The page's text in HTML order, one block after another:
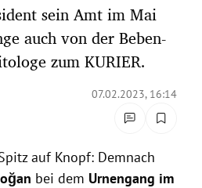
sein Amt im Mai
auch von der Beben-
zum KURIER.
07.02.2023, 16:14
auf Knopf: Demnach
bei dem Urnengang im